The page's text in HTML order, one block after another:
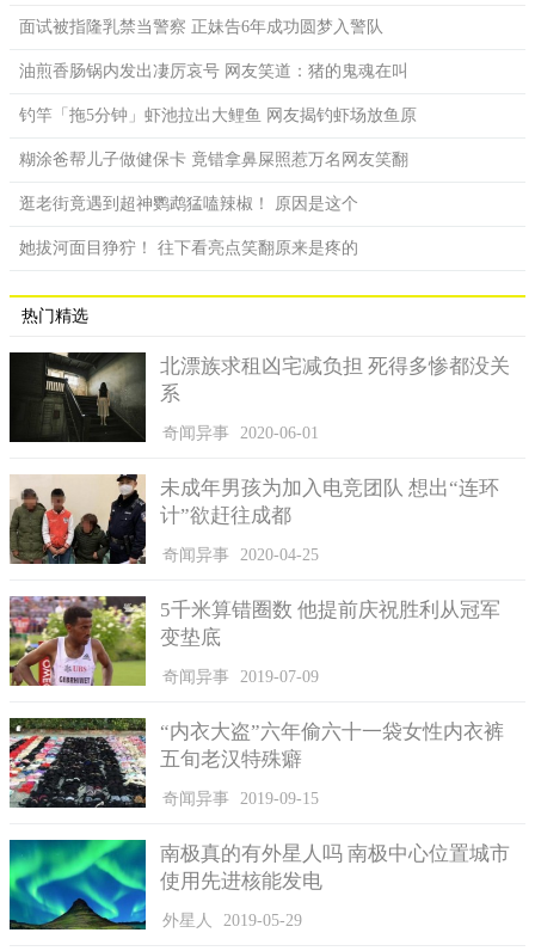
面试被指隆乳禁当警察 正妹告6年成功圆梦入警队
油煎香肠锅内发出凄厉哀号 网友笑道：猪的鬼魂在叫
钓竿「拖5分钟」虾池拉出大鲤鱼 网友揭钓虾场放鱼原
糊涂爸帮儿子做健保卡 竟错拿鼻屎照惹万名网友笑翻
逛老街竟遇到超神鹦鹉猛嗑辣椒！ 原因是这个
她拔河面目狰狞！ 往下看亮点笑翻原来是疼的
热门精选
北漂族求租凶宅减负担 死得多惨都没关
系
奇闻异事 2020-06-01
未成年男孩为加入电竞团队 想出“连环
计”欲赶往成都
奇闻异事 2020-04-25
5千米算错圈数 他提前庆祝胜利从冠军
变垫底
奇闻异事 2019-07-09
“内衣大盗”六年偷六十一袋女性内衣裤
五旬老汉特殊癖
奇闻异事 2019-09-15
南极真的有外星人吗 南极中心位置城市
使用先进核能发电
外星人 2019-05-29